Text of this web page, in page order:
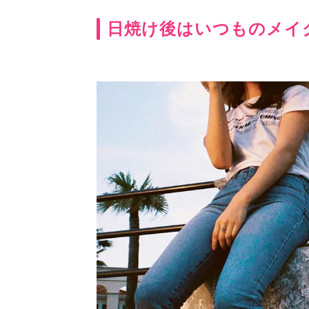
日焼け後はいつものメイ